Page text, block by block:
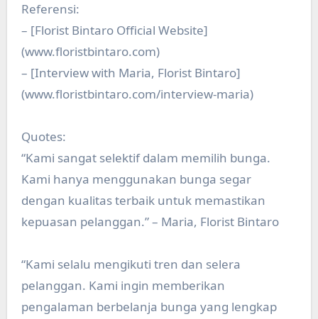
Referensi:
– [Florist Bintaro Official Website]
(www.floristbintaro.com)
– [Interview with Maria, Florist Bintaro]
(www.floristbintaro.com/interview-maria)
Quotes:
“Kami sangat selektif dalam memilih bunga.
Kami hanya menggunakan bunga segar
dengan kualitas terbaik untuk memastikan
kepuasan pelanggan.” – Maria, Florist Bintaro
“Kami selalu mengikuti tren dan selera
pelanggan. Kami ingin memberikan
pengalaman berbelanja bunga yang lengkap